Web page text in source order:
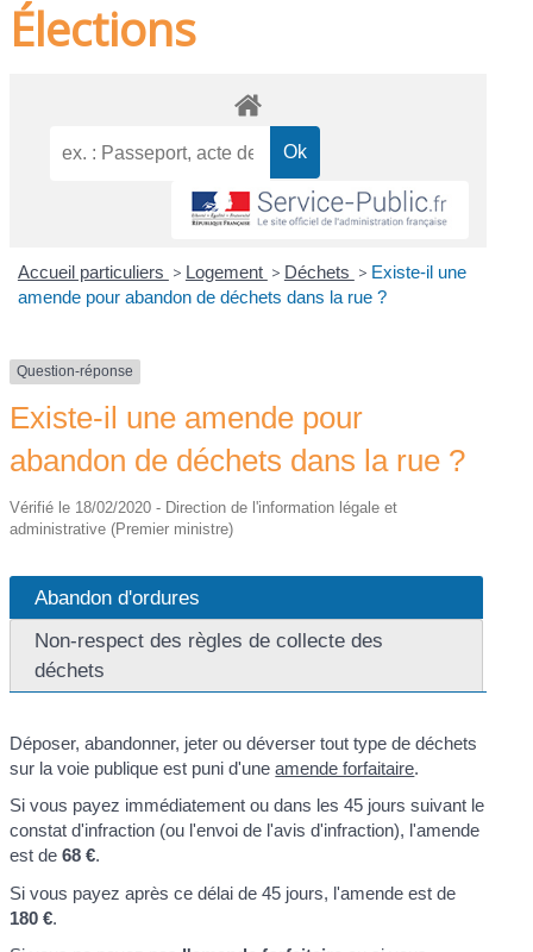
Élections
Accueil particuliers > Logement > Déchets > Existe-il une
amende pour abandon de déchets dans la rue ?
Question-réponse
Existe-il une amende pour
abandon de déchets dans la rue ?
Vérifié le 18/02/2020 - Direction de l'information légale et
administrative (Premier ministre)
Abandon d'ordures
Non-respect des règles de collecte des
déchets
Déposer, abandonner, jeter ou déverser tout type de déchets
sur la voie publique est puni d'uneamende forfaitaire.
Si vous payez immédiatement ou dans les 45 jours suivant le
constat d'infraction (ou l'envoi de l'avis d'infraction), l'amende
est de68 €.
Si vous payez après ce délai de 45 jours, l'amende est de
180 €.